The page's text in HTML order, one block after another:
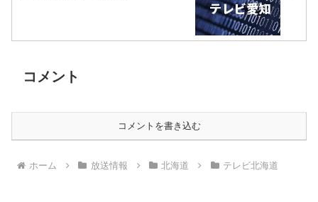
コメント
コメントを書き込む
ホーム 放送情報 北海道 テレビ北海道